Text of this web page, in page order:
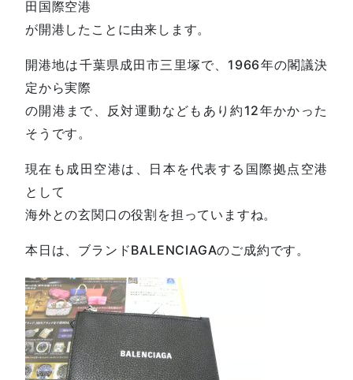
田国際空港
が開港したことに由来します。
開港地は千葉県成田市三里塚で、1966年の閣議決
定から実際
の開港まで、反対運動などもあり約12年かかった
そうです。
現在も成田空港は、日本を代表する国際拠点空港
として
海外との玄関口の役割を担っていますね。
本日は、ブランドBALENCIAGAのご成約です。